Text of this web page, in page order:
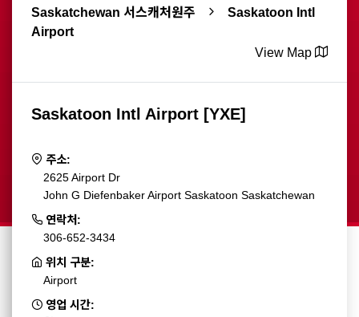
Saskatchewan 서스캐처원주
Saskatoon Intl
Airport
View Map
Saskatoon Intl Airport [YXE]
주소:
2625 Airport Dr
John G Diefenbaker Airport Saskatoon Saskatchewan
연락처:
306-652-3434
위치 구분:
Airport
영업 시간: